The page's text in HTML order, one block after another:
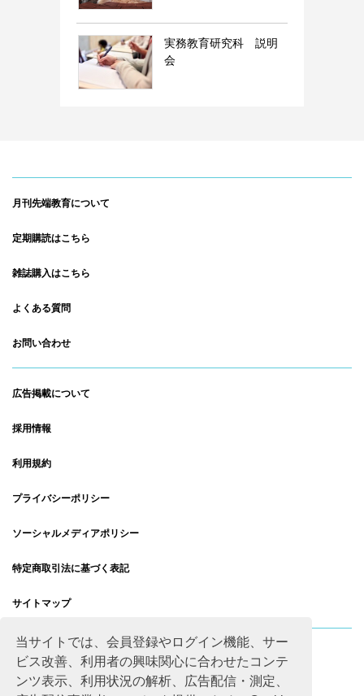
当サイトでは、会員登録やログイン機能、サー
ビス改善、利用者の興味関心に合わせたコンテ
ンツ表示、利用状況の解析、広告配信・測定、
実務教育研究科 説明
会
月刊先端教育について
定期購読はこちら
雑誌購入はこちら
よくある質問
お問い合わせ
広告掲載について
採用情報
利用規約
プライバシーポリシー
ソーシャルメディアポリシー
特定商取引法に基づく表記
サイトマップ